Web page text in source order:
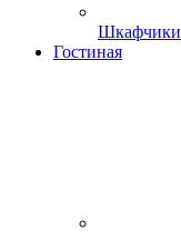
Шкафчики
Гостиная